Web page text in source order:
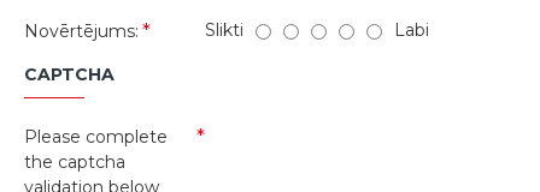
Novērtējums:
Slikti Labi
CAPTCHA
Please complete
the captcha
validation below